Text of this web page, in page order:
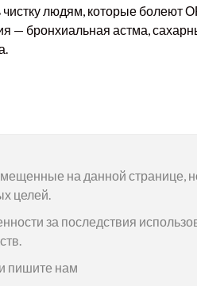
чистку людям, которые
бронхиальная астма,
на данной странице,
целей.
за последствия
пишите нам